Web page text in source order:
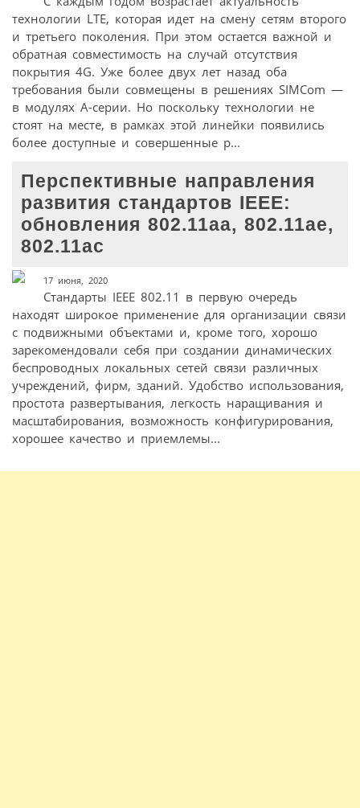
технологии LTE, которая идет на смену сетям второго
и третьего поколения. При этом остается важной и
обратная совместимость на случай отсутствия
покрытия 4G. Уже более двух лет назад оба
требования были совмещены в решениях SIMCom —
в модулях А-серии. Но поскольку технологии не
стоят на месте, в рамках этой линейки появились
более доступные и совершенные р...
Перспективные направления
развития стандартов IEEE:
обновления 802.11аа, 802.11ае,
802.11ас
17 июня, 2020
Стандарты IEEE 802.11 в первую очередь
находят широкое применение для организации связи
с подвижными объектами и, кроме того, хорошо
зарекомендовали себя при создании динамических
беспроводных локальных сетей связи различных
учреждений, фирм, зданий. Удобство использования,
простота развертывания, легкость наращивания и
масштабирования, возможность конфигурирования,
хорошее качество и приемлемы...